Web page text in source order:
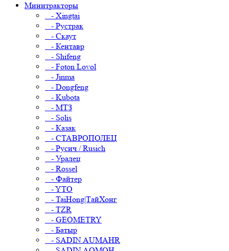
Минитракторы
- Xingtai
- Рустрак
- Скаут
- Кентавр
- Shifeng
- Foton Lovol
- Jinma
- Dongfeng
- Kubota
- МТЗ
- Solis
- Казак
- СТАВРОПОЛЕЦ
- Русич / Rusich
- Уралец
- Rossel
- Файтер
- YTO
- TaiHong|ТайХонг
- TZR
- GEOMETRY
- Батыр
- SADIN AUMAHR